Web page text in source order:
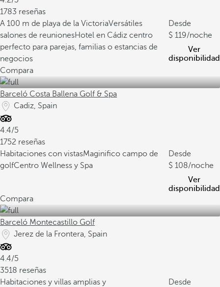
1783 reseñas
A 100 m de playa de la VictoriaVersátiles
salones de reunionesHotel en Cádiz centro
perfecto para parejas, familias o estancias de
negocios
Desde
119/noche
Ver
disponibilidad
Compara
Barceló Costa Ballena Golf & Spa
Cadiz, Spain
4.4/5
1752 reseñas
Habitaciones con vistasMaginifico campo de
golfCentro Wellness y Spa
Desde
108/noche
Ver
disponibilidad
Compara
Barceló Montecastillo Golf
Jerez de la Frontera, Spain
4.4/5
3518 reseñas
Habitaciones y villas amplias y
Desde